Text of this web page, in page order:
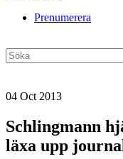
Prenumerera
04 Oct 2013
Schlingmann
läxa upp